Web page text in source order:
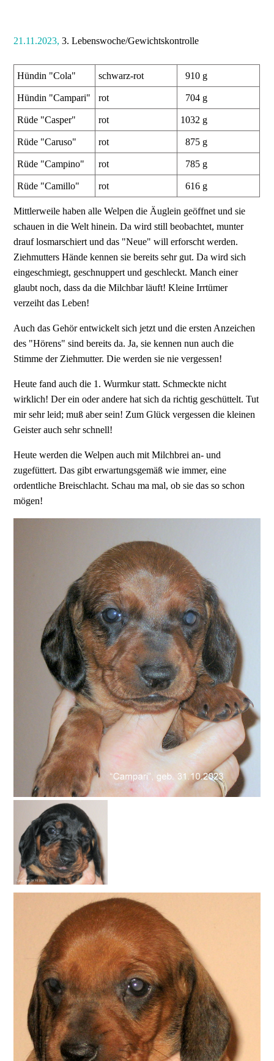
21.11.2023,3. Lebenswoche/Gewichtskontrolle
Hündin "Cola" schwarz-rot 910 g
Hündin "Campari" rot 704 g
Rüde "Casper" rot 1032 g
Rüde "Caruso" rot 875 g
Rüde "Campino" rot 785 g
Rüde "Camillo" rot 616 g
Mittlerweile haben alle Welpen die Äuglein geöffnet und sie
schauen in die Welt hinein. Da wird still beobachtet, munter
drauf losmarschiert und das "Neue" will erforscht werden.
Ziehmutters Hände kennen sie bereits sehr gut. Da wird sich
eingeschmiegt, geschnuppert und geschleckt. Manch einer
glaubt noch, dass da die Milchbar läuft! Kleine Irrtümer
verzeiht das Leben!
Auch das Gehör entwickelt sich jetzt und die ersten Anzeichen
des "Hörens" sind bereits da. Ja, sie kennen nun auch die
Stimme der Ziehmutter. Die werden sie nie vergessen!
Heute fand auch die 1. Wurmkur statt. Schmeckte nicht
wirklich! Der ein oder andere hat sich da richtig geschüttelt. Tut
mir sehr leid; muß aber sein! Zum Glück vergessen die kleinen
Geister auch sehr schnell!
Heute werden die Welpen auch mit Milchbrei an- und
zugefüttert. Das gibt erwartungsgemäß wie immer, eine
ordentliche Breischlacht. Schau ma mal, ob sie das so schon
mögen!